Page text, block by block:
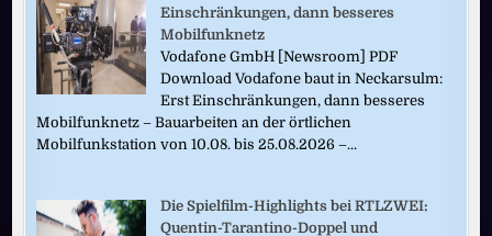
Einschränkungen, dann besseres
Mobilfunknetz
Vodafone GmbH [Newsroom] PDF
Download Vodafone baut in Neckarsulm:
Erst Einschränkungen, dann besseres
Mobilfunknetz – Bauarbeiten an der örtlichen
Mobilfunkstation von 10.08. bis 25.08.2026 –...
Die Spielfilm-Highlights bei RTLZWEI:
Quentin-Tarantino-Doppel und